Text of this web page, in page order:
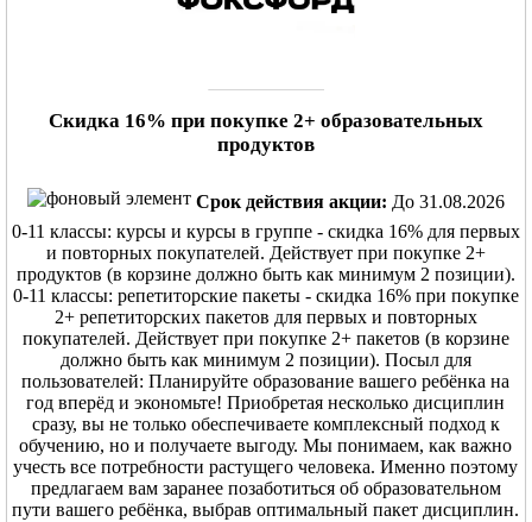
Скидка 16% при покупке 2+ образовательных
продуктов
Срок действия акции: До 31.08.2026
0-11 классы: курсы и курсы в группе - скидка 16% для первых
и повторных покупателей. Действует при покупке 2+
продуктов (в корзине должно быть как минимум 2 позиции).
0-11 классы: репетиторские пакеты - скидка 16% при покупке
2+ репетиторских пакетов для первых и повторных
покупателей. Действует при покупке 2+ пакетов (в корзине
должно быть как минимум 2 позиции). Посыл для
пользователей: Планируйте образование вашего ребёнка на
год вперёд и экономьте! Приобретая несколько дисциплин
сразу, вы не только обеспечиваете комплексный подход к
обучению, но и получаете выгоду. Мы понимаем, как важно
учесть все потребности растущего человека. Именно поэтому
предлагаем вам заранее позаботиться об образовательном
пути вашего ребёнка, выбрав оптимальный пакет дисциплин.